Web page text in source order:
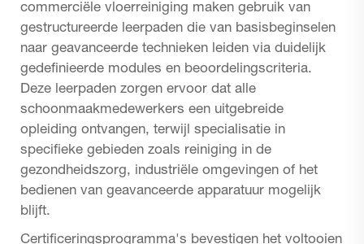
commerciële vloerreiniging maken gebruik van
gestructureerde leerpaden die van basisbeginselen
naar geavanceerde technieken leiden via duidelijk
gedefinieerde modules en beoordelingscriteria.
Deze leerpaden zorgen ervoor dat alle
schoonmaakmedewerkers een uitgebreide
opleiding ontvangen, terwijl specialisatie in
specifieke gebieden zoals reiniging in de
gezondheidszorg, industriële omgevingen of het
bedienen van geavanceerde apparatuur mogelijk
blijft.
Certificeringsprogramma's bevestigen het voltooien